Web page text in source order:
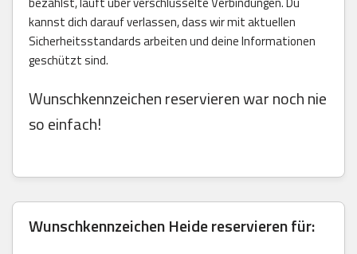
kannst dich darauf verlassen, dass wir mit aktuellen
Sicherheitsstandards arbeiten und deine Informationen
geschützt sind.
Wunschkennzeichen reservieren war noch nie
so einfach!
Wunschkennzeichen Heide reservieren für: